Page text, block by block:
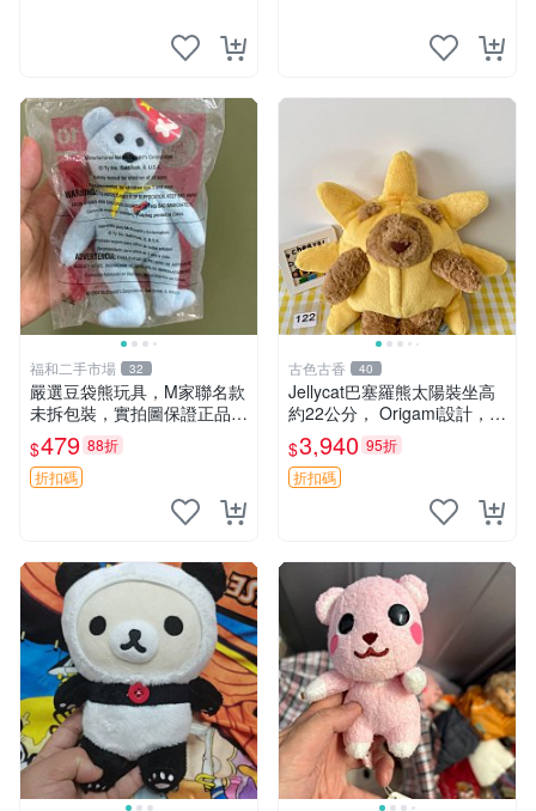
福和二手市場 32
嚴選豆袋熊玩具，M家聯名款
未拆包裝，實拍圖保證正品
豆袋玩具 嚴選 M家 豆袋熊
$479 88折
折扣碼
古色古香 40
Jellycat巴塞羅熊太陽裝坐高
約22公分， Origami設計，來
自越南。嚴選 Recommendat
ion！巴塞羅、 Origami熊、J
elly
$3,940 95折
折扣碼